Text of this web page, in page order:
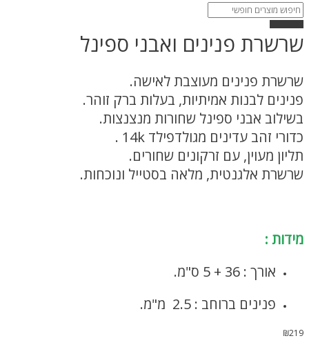
Products
search
שרשרת פנינים ואבני ספינל
שרשרת פנינים מעוצבת לאישה.
פנינים לבנות אמיתיות, בעלות ברק זוהר.
בשילוב אבני ספינל שחורות מנצנצות.
כדורי זהב עדינים מגולדפילד 14k .
תליון מעוין, עם זרקונים שחורים.
שרשרת אלגנטית, מלאה בסטייל ונוכחות.
מידות :
אורך : 36 + 5 ס"מ.
פנינים ברוחב : 2.5 מ"מ.
₪219